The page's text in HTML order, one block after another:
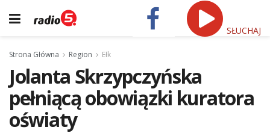
SŁUCHAJ
Strona Główna Region Ełk
Jolanta Skrzypczyńska
pełniącą obowiązki kuratora
oświaty